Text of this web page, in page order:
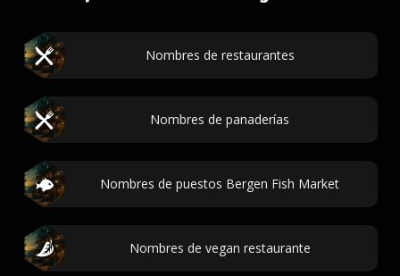
Nombres de restaurantes
Nombres de panaderías
Nombres de puestos Bergen Fish Market
Nombres de vegan restaurante